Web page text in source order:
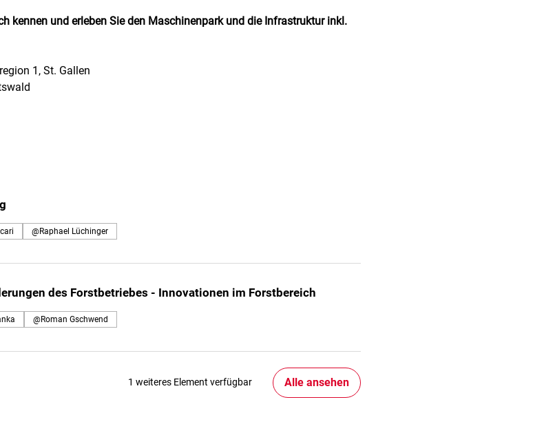
kennen und erleben Sie den Maschinenpark und die Infrastruktur inkl.
1, St. Gallen
@Raphael Lüchinger
des Forstbetriebes - Innovationen im Forstbereich
@Roman Gschwend
1 weiteres Element verfügbar Alle ansehen